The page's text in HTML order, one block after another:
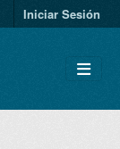
Iniciar Sesión